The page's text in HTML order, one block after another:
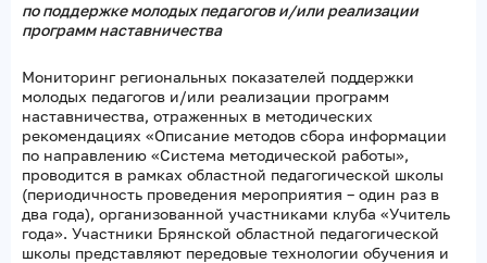
по поддержке молодых педагогов и/или реализации
программ наставничества
Мониторинг региональных показателей поддержки
молодых педагогов и/или реализации программ
наставничества, отраженных в методических
рекомендациях «Описание методов сбора информации
по направлению «Система методической работы»,
проводится в рамках областной педагогической школы
(периодичность проведения мероприятия – один раз в
два года), организованной участниками клуба «Учитель
года». Участники Брянской областной педагогической
школы представляют передовые технологии обучения и